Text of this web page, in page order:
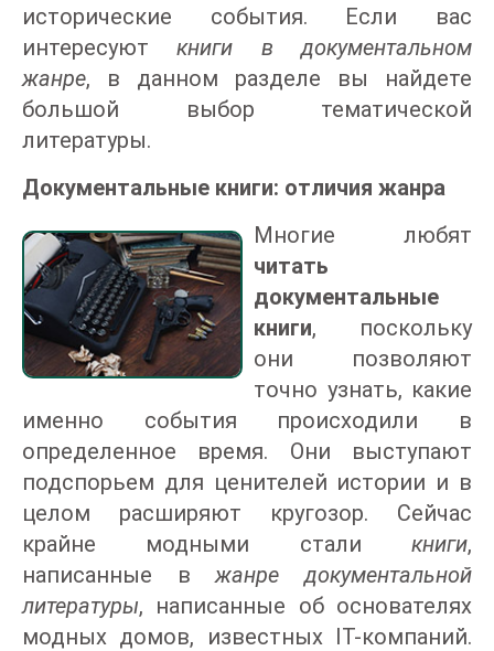
исторические события. Если вас
интересуюткниги в документальном
жанре, в данном разделе вы найдете
большой выбор тематической
литературы.
Документальные книги: отличия жанра
Многие любят
читать
документальные
книги, поскольку
они позволяют
точно узнать, какие
именно события происходили в
определенное время. Они выступают
подспорьем для ценителей истории и в
целом расширяют кругозор. Сейчас
крайне модными стали книги,
написанные вжанре документальной
литературы, написанные об основателях
модных домов, известных IT-компаний.